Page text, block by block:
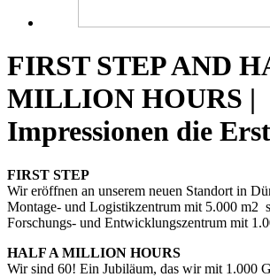
FIRST STEP AND
MILLION HOURS |
Impressionen die
FIRST STEP
Wir eröffnen an unserem neuen Standort in
Montage- und Logistikzentrum mit 5.000 m2
Forschungs- und Entwicklungszentrum mit
HALF A MILLION HOURS
Wir sind 60! Ein Jubiläum, das wir mit 1.000